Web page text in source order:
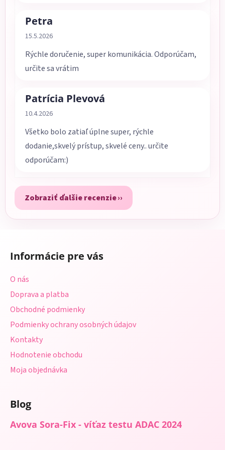
Petra
Hodnotenie obchodu je 5 z 5 hviezdičiek.
15.5.2026
Rýchle doručenie, super komunikácia. Odporúčam,
určite sa vrátim
Patrícia Plevová
Hodnotenie obchodu je 5 z 5 hviezdičiek.
10.4.2026
Všetko bolo zatiaľ úplne super, rýchle
dodanie,skvelý prístup, skvelé ceny.. určite
odporúčam:)
Zobraziť ďalšie recenzie
Informácie pre vás
O nás
Doprava a platba
Obchodné podmienky
Podmienky ochrany osobných údajov
Kontakty
Hodnotenie obchodu
Moja objednávka
Blog
Avova Sora-Fix - víťaz testu ADAC 2024